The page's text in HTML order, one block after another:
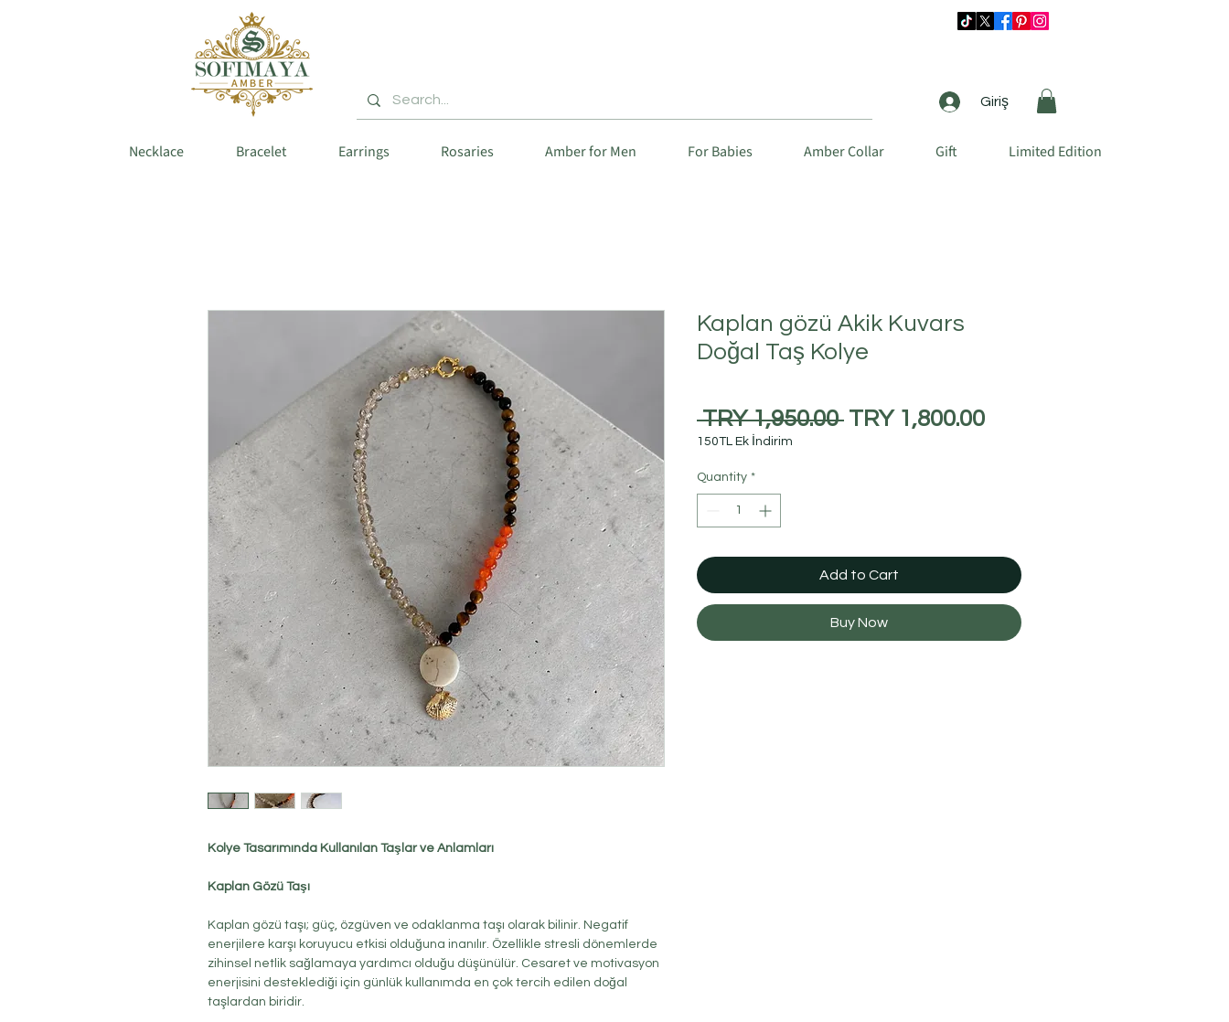
Giriş
Necklace Bracelet Earrings Rosaries Amber for Men For Babies Amber Collar Gift Limited Edition
Kolye Tasarımında Kullanılan Taşlar ve Anlamları
Kaplan Gözü Taşı
Kaplan gözü taşı; güç, özgüven ve odaklanma taşı olarak bilinir. Negatif
enerjilere karşı koruyucu etkisi olduğuna inanılır. Özellikle stresli dönemlerde
zihinsel netlik sağlamaya yardımcı olduğu düşünülür. Cesaret ve motivasyon
enerjisini desteklediği için günlük kullanımda en çok tercih edilen doğal
taşlardan biridir.
Kaplan gözü Akik Kuvars
Doğal Taş Kolye
TRY 1,950.00 Regular
TRY 1,800.00Sale
150TL Ek İndirim
Quantity *
Add to Cart
Buy Now